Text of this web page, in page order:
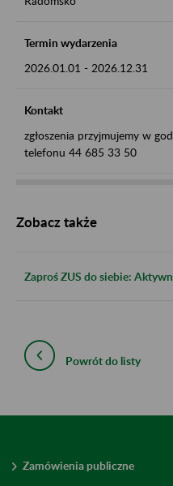
Termin wydarzenia
2026.01.01 - 2026.12.31
Kontakt
zgłoszenia przyjmujemy w
telefonu 44 685 33 50
Zobacz także
Zaproś ZUS do siebie:
Powrót do listy
Zamówienia publiczne